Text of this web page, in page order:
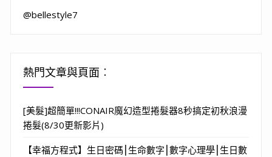
@bellestyle7
熱門文章與頁面︰
[美髮]超簡單!!!CONAIR魔幻造型捲髮器8秒搞定初秋浪漫
捲髮(8/30更新影片)
【幸福方程式】生日密碼⎮生命數字⎮數字心理學⎮生日數